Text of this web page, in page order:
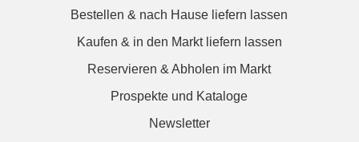
Bestellen & nach Hause liefern lassen
Kaufen & in den Markt liefern lassen
Reservieren & Abholen im Markt
Prospekte und Kataloge
Newsletter